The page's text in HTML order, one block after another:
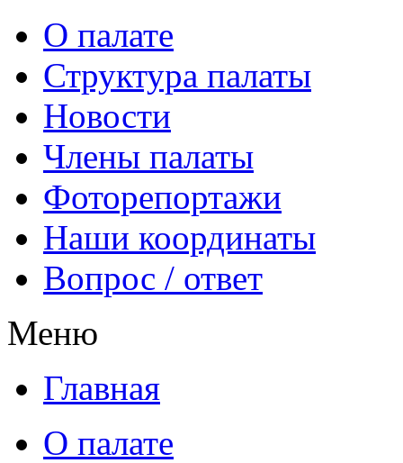
О палате
Структура палаты
Новости
Члены палаты
Фоторепортажи
Наши координаты
Вопрос / ответ
Меню
Главная
О палате